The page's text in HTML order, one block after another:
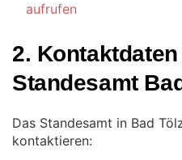
aufrufen
2.
Standesamt
Das Standesamt in Bad
kontaktieren: